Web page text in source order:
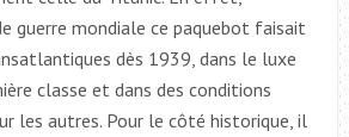
guerre mondiale ce paquebot faisait
dès 1939, dans le luxe
classe et dans des conditions
les autres. Pour le côté historique, il